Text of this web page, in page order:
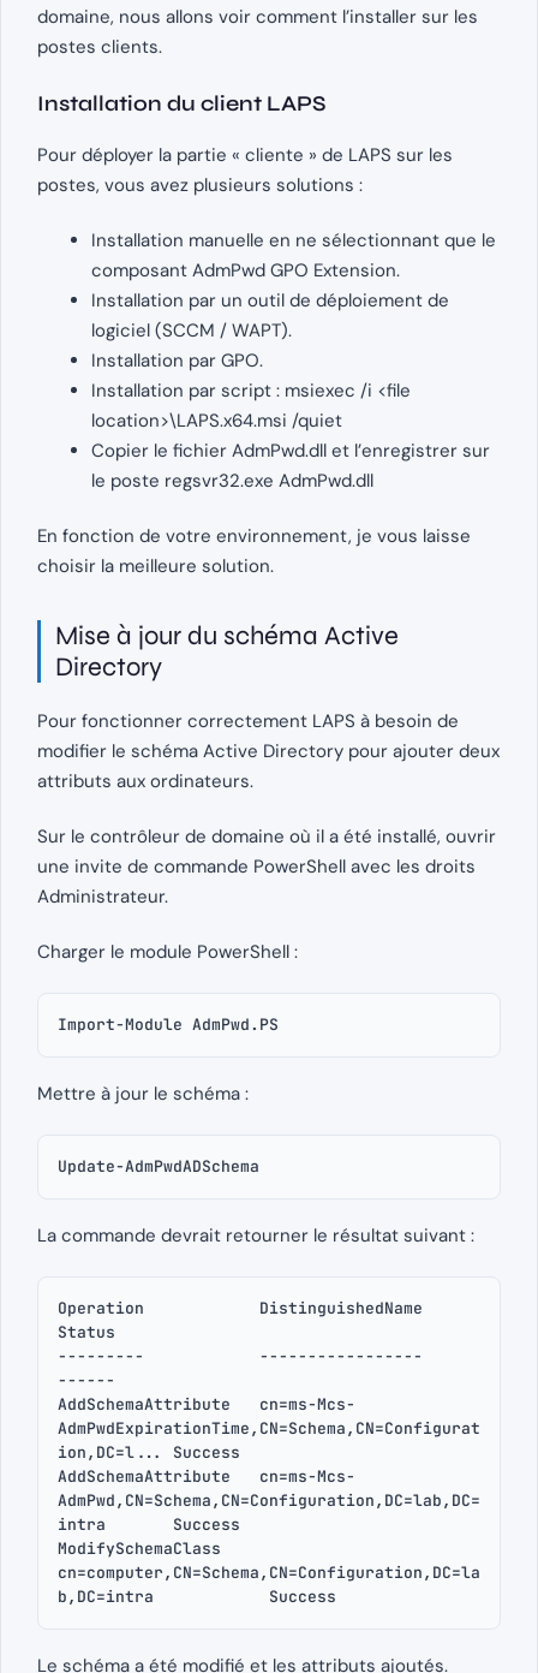
domaine, nous allons voir comment l’installer sur les
postes clients.
Installation du client LAPS
Pour déployer la partie « cliente » de LAPS sur les
postes, vous avez plusieurs solutions :
Installation manuelle en ne sélectionnant que le
composant AdmPwd GPO Extension.
Installation par un outil de déploiement de
logiciel (SCCM / WAPT).
Installation par GPO.
Installation par script : msiexec /i <file
location>\LAPS.x64.msi /quiet
Copier le fichier AdmPwd.dll et l’enregistrer sur
le poste regsvr32.exe AdmPwd.dll
En fonction de votre environnement, je vous laisse
choisir la meilleure solution.
Mise à jour du schéma Active
Directory
Pour fonctionner correctement LAPS à besoin de
modifier le schéma Active Directory pour ajouter deux
attributs aux ordinateurs.
Sur le contrôleur de domaine où il a été installé, ouvrir
une invite de commande PowerShell avec les droits
Administrateur.
Charger le module PowerShell :
Import-Module AdmPwd.PS
Mettre à jour le schéma :
Update-AdmPwdADSchema
La commande devrait retourner le résultat suivant :
Operation            DistinguishedName
Status
---------            -----------------
------
AddSchemaAttribute   cn=ms-Mcs-
AdmPwdExpirationTime,CN=Schema,CN=Configurat
ion,DC=l... Success
AddSchemaAttribute   cn=ms-Mcs-
AdmPwd,CN=Schema,CN=Configuration,DC=lab,DC=
intra       Success
ModifySchemaClass
cn=computer,CN=Schema,CN=Configuration,DC=la
Le schéma a été modifié et les attributs ajoutés.